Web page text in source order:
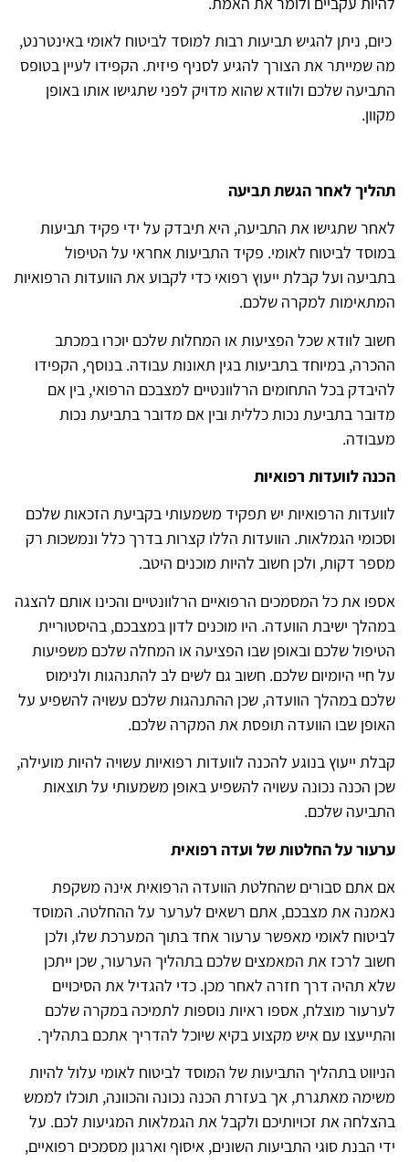
כיום, ניתן להגיש תביעות רבות למוסד לביטוח לאומי באינטרנט,
מה שמייתר את הצורך להגיע לסניף פיזית. הקפידו לעיין בטופס
התביעה שלכם ולוודא שהוא מדויק לפני שתגישו אותו באופן
מקוון.
תהליך לאחר הגשת תביעה
לאחר שתגישו את התביעה, היא תיבדק על ידי פקיד תביעות
במוסד לביטוח לאומי. פקיד התביעות אחראי על הטיפול
בתביעה ועל קבלת ייעוץ רפואי כדי לקבוע את הוועדות הרפואיות
המתאימות למקרה שלכם.
חשוב לוודא שכל הפציעות או המחלות שלכם יוכרו במכתב
ההכרה, במיוחד בתביעות בגין תאונות עבודה. בנוסף, הקפידו
להיבדק בכל התחומים הרלוונטיים למצבכם הרפואי, בין אם
מדובר בתביעת נכות כללית ובין אם מדובר בתביעת נכות
מעבודה.
הכנה לוועדות רפואיות
לוועדות הרפואיות יש תפקיד משמעותי בקביעת הזכאות שלכם
וסכומי הגמלאות. הוועדות הללו קצרות בדרך כלל ונמשכות רק
מספר דקות, ולכן חשוב להיות מוכנים היטב.
אספו את כל המסמכים הרפואיים הרלוונטיים והכינו אותם להצגה
במהלך ישיבת הוועדה. היו מוכנים לדון במצבכם, בהיסטוריית
הטיפול שלכם ובאופן שבו הפציעה או המחלה שלכם משפיעות
על חיי היומיום שלכם. חשוב גם לשים לב להתנהגות ולנימוס
שלכם במהלך הוועדה, שכן ההתנהגות שלכם עשויה להשפיע על
האופן שבו הוועדה תופסת את המקרה שלכם.
קבלת ייעוץ בנוגע להכנה לוועדות רפואיות עשויה להיות מועילה,
שכן הכנה נכונה עשויה להשפיע באופן משמעותי על תוצאות
התביעה שלכם.
ערעור על החלטות של ועדה רפואית
אם אתם סבורים שהחלטת הוועדה הרפואית אינה משקפת
נאמנה את מצבכם, אתם רשאים לערער על ההחלטה. המוסד
לביטוח לאומי מאפשר ערעור אחד בתוך המערכת שלו, ולכן
חשוב לרכז את המאמצים שלכם בתהליך הערעור, שכן ייתכן
שלא תהיה דרך חזרה לאחר מכן. כדי להגדיל את הסיכויים
לערעור מוצלח, אספו ראיות נוספות לתמיכה במקרה שלכם
והתייעצו עם איש מקצוע בקיא שיוכל להדריך אתכם בתהליך.
הניווט בתהליך התביעות של המוסד לביטוח לאומי עלול להיות
משימה מאתגרת, אך בעזרת הכנה נכונה והכוונה, תוכלו לממש
בהצלחה את זכויותיכם ולקבל את הגמלאות המגיעות לכם. על
ידי הבנת סוגי התביעות השונים, איסוף וארגון מסמכים רפואיים,